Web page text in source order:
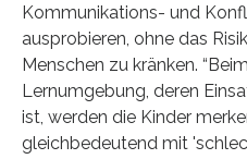
Kommunikations- und
ausprobieren, ohne das
Menschen zu kränken.
Lernumgebung, deren
ist, werden die Kinder
gleichbedeutend mit